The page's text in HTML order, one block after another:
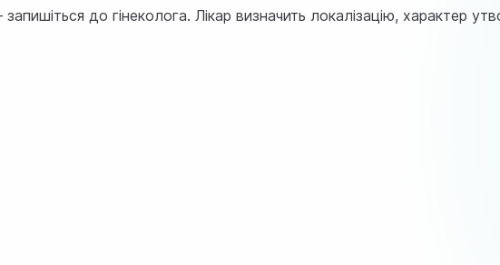
до гінеколога. Лікар визначить локалізацію, характер